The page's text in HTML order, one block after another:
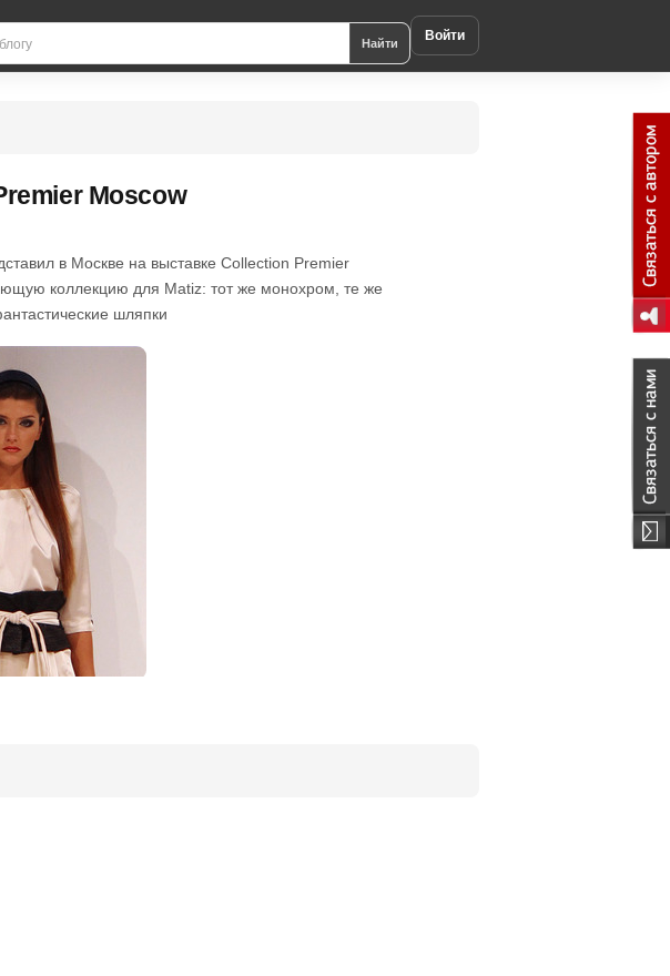
Найти Войти
Moscow
в Москве на выставке Соllection Premier
коллекцию для Matiz: тот же монохром, те же
шляпки